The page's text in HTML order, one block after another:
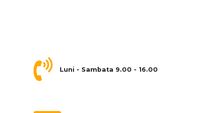
Luni - Sambata 9.00 - 16.00